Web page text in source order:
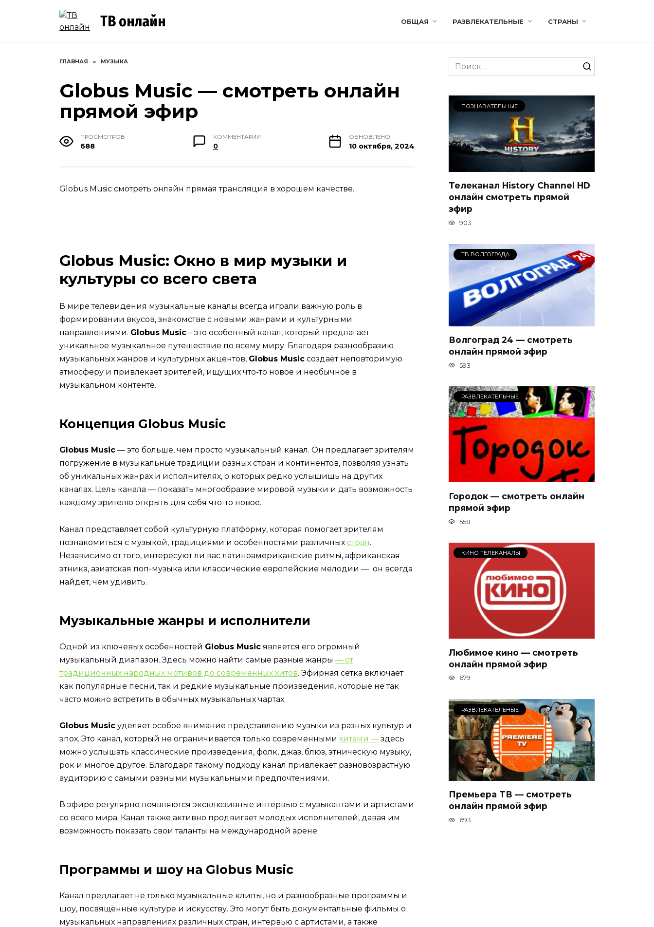
ТВ онлайн ОБЩАЯ РАЗВЛЕКАТЕЛЬНЫЕ СТРАНЫ
ГЛАВНАЯ » МУЗЫКА
Globus Music — смотреть онлайн
прямой эфир
ПРОСМОТРОВ
688
КОММЕНТАРИИ
0
ОБНОВЛЕНО
10 октября, 2024
Globus Music смотреть онлайн прямая трансляция в хорошем качестве.
Globus Music: Окно в мир музыки и
культуры со всего света
В мире телевидения музыкальные каналы всегда играли важную роль в
формировании вкусов, знакомстве с новыми жанрами и культурными
направлениями. Globus Music – это особенный канал, который предлагает
уникальное музыкальное путешествие по всему миру. Благодаря разнообразию
музыкальных жанров и культурных акцентов, Globus Music создаёт неповторимую
атмосферу и привлекает зрителей, ищущих что-то новое и необычное в
музыкальном контенте.
Концепция Globus Music
Globus Music — это больше, чем просто музыкальный канал. Он предлагает зрителям
погружение в музыкальные традиции разных стран и континентов, позволяя узнать
об уникальных жанрах и исполнителях, о которых редко услышишь на других
каналах. Цель канала — показать многообразие мировой музыки и дать возможность
каждому зрителю открыть для себя что-то новое.
Канал представляет собой культурную платформу, которая помогает зрителям
познакомиться с музыкой, традициями и особенностями различных стран.
Независимо от того, интересуют ли вас латиноамериканские ритмы, африканская
этника, азиатская поп-музыка или классические европейские мелодии — он всегда
найдёт, чем удивить.
Музыкальные жанры и исполнители
Одной из ключевых особенностей Globus Music является его огромный
музыкальный диапазон. Здесь можно найти самые разные жанры — от
традиционных народных мотивов до современных хитов. Эфирная сетка включает
как популярные песни, так и редкие музыкальные произведения, которые не так
часто можно встретить в обычных музыкальных чартах.
Globus Music уделяет особое внимание представлению музыки из разных культур и
эпох. Это канал, который не ограничивается только современными хитами — здесь
можно услышать классические произведения, фолк, джаз, блюз, этническую музыку,
рок и многое другое. Благодаря такому подходу канал привлекает разновозрастную
аудиторию с самыми разными музыкальными предпочтениями.
В эфире регулярно появляются эксклюзивные интервью с музыкантами и артистами
со всего мира. Канал также активно продвигает молодых исполнителей, давая им
возможность показать свои таланты на международной арене.
Программы и шоу на Globus Music
Канал предлагает не только музыкальные клипы, но и разнообразные программы и
шоу, посвящённые культуре и искусству. Это могут быть документальные фильмы о
музыкальных направлениях различных стран, интервью с артистами, а также
Search
for:
ПОЗНАВАТЕЛЬНЫЕ
Телеканал History Channel HD
онлайн смотреть прямой
эфир
903
ТВ ВОЛГОГРАДА
Волгоград 24 — смотреть
онлайн прямой эфир
593
РАЗВЛЕКАТЕЛЬНЫЕ
Городок — смотреть онлайн
прямой эфир
558
КИНО ТЕЛЕКАНАЛЫ
Любимое кино — смотреть
онлайн прямой эфир
679
РАЗВЛЕКАТЕЛЬНЫЕ
Премьера ТВ — смотреть
онлайн прямой эфир
693